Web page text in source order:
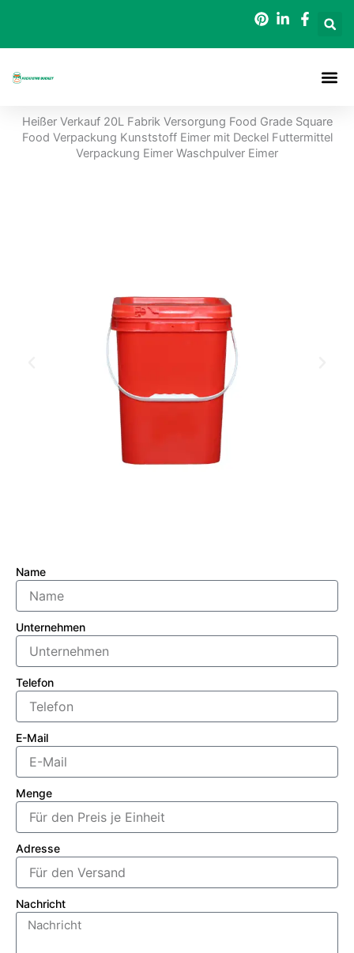
springen
Heißer Verkauf 20L Fabrik Versorgung Food Grade Square
Food Verpackung Kunststoff Eimer mit Deckel Futtermittel
Verpackung Eimer Waschpulver Eimer
Name
Unternehmen
Telefon
E-Mail
Menge
Adresse
Nachricht